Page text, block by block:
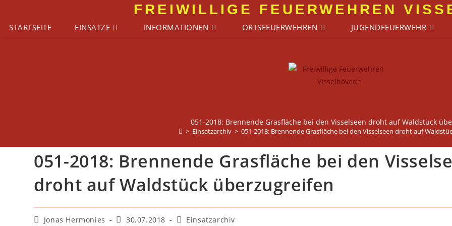
springen
FREIWILLIGE FEUERWEHREN
STARTSEITE EINSÄTZE INFORMATIONEN ORTSFEUERWEHREN JUGENDFEUERWEHR
051-2018: Brennende Grasfläche bei den Visselseen droht auf Waldstück
> Einsatzarchiv > 051-2018: Brennende Grasfläche bei den Visselseen droht auf
051-2018: Brennende Grasfläche bei den
droht auf Waldstück überzugreifen
Beitrags-
Jonas Hermonies
Beitrag
30.07.2018
Beitrags-
Einsatzarchiv